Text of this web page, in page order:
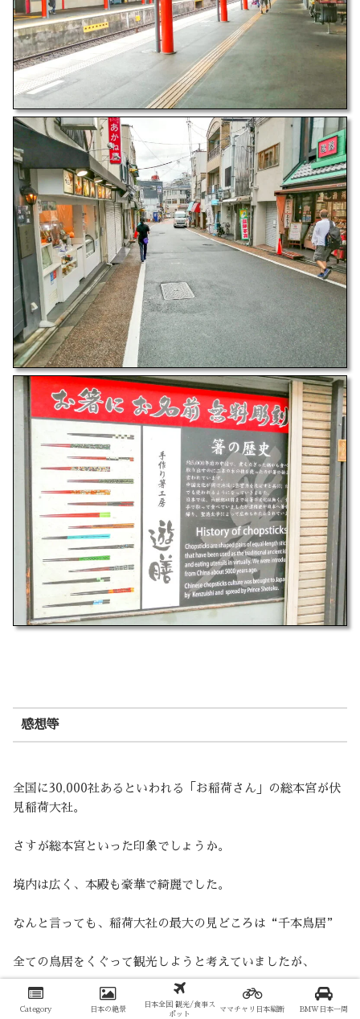
感想等
全国に30,000社あるといわれる「お稲荷さん」の総本宮が伏
見稲荷大社。
さすが総本宮といった印象でしょうか。
境内は広く、本殿も豪華で綺麗でした。
なんと言っても、稲荷大社の最大の見どころは“千本鳥居”
全ての鳥居をくぐって観光しようと考えていましたが、
回るにもかなり時間がかかるだけでなく、
Category 日本の絶景
日本全国 観光/食事ス
ポット
ママチャリ日本縦断 BMW日本一周